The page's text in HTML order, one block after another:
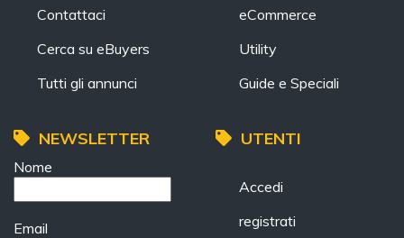
Contattaci
Cerca su eBuyers
Tutti gli annunci
eCommerce
Utility
Guide e Speciali
NEWSLETTER
Nome
Email
UTENTI
Accedi
registrati